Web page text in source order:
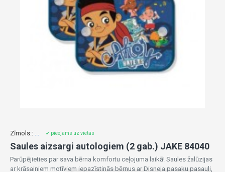
Zīmols:: ... ✔ pieejams uz vietas
Saules aizsargi autologiem (2 gab.) JAKE 84040
Parūpējieties par sava bērna komfortu ceļojuma laikā! Saules žalūzijas
ar krāsainiem motīviem iepazīstinās bērnus ar Disneja pasaku pasauli,